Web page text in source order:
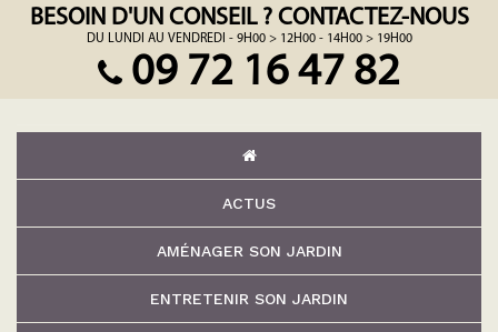
BESOIN D'UN CONSEIL ? CONTACTEZ-NOUS
DU LUNDI AU VENDREDI - 9H00 > 12H00 - 14H00 > 19H00
09 72 16 47 82
ACTUS
AMÉNAGER SON JARDIN
ENTRETENIR SON JARDIN